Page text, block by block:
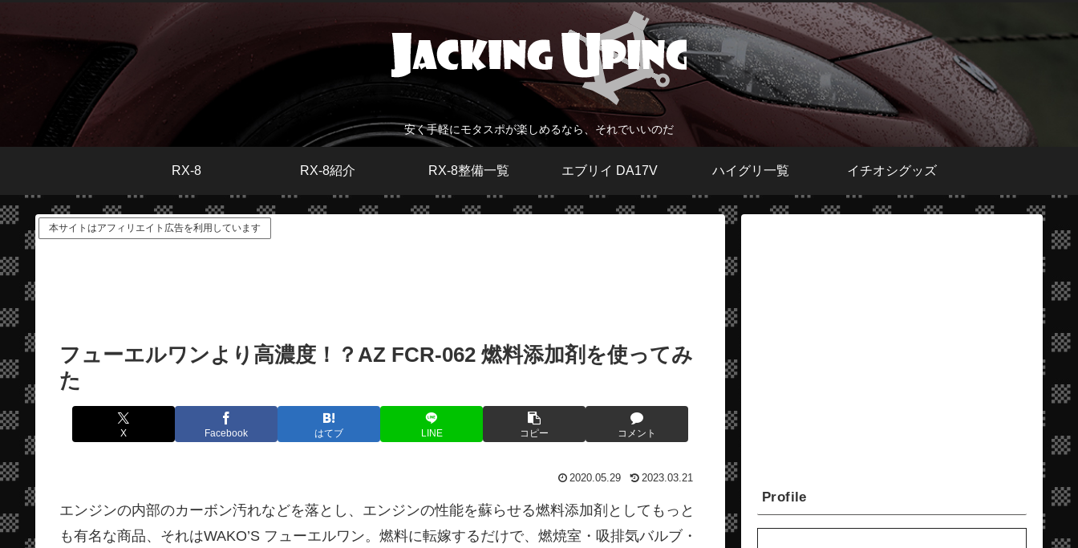
安く手軽にモタスポが楽しめるなら、それでいいのだ
RX-8 RX-8紹介 RX-8整備一覧 エブリイ DA17V ハイグリ一覧 イチオシグッズ
本サイトはアフィリエイト広告を利用しています
フューエルワンより高濃度！？AZ FCR-062 燃料添加剤を使ってみ
た
X Facebook はてブ LINE コピー コメント
2020.05.29 2023.03.21
エンジンの内部のカーボン汚れなどを落とし、エンジンの性能を蘇らせる燃料添加剤としてもっと
も有名な商品、それはWAKO’S フューエルワン。燃料に転嫁するだけで、燃焼室・吸排気バルブ・
Profile